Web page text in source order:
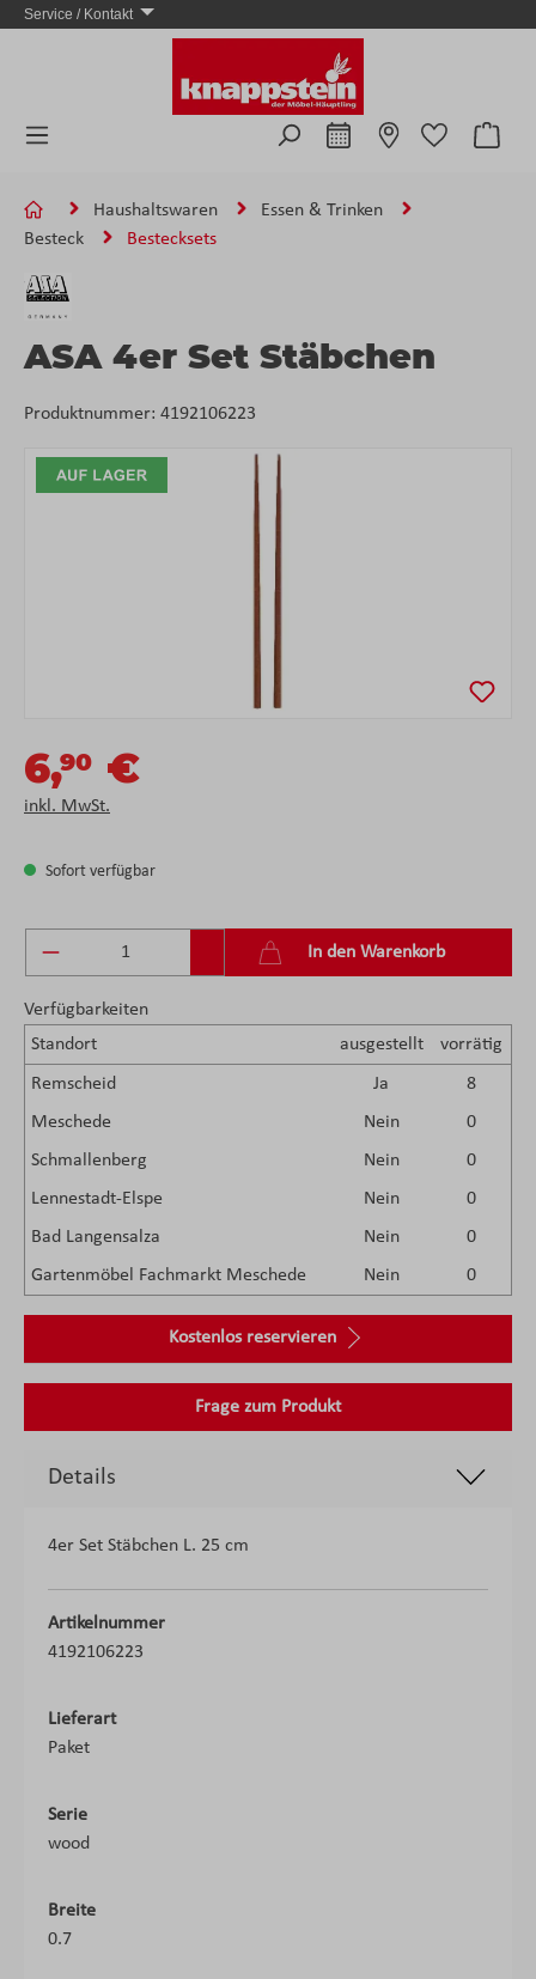
Zum Hauptinhalt springen
Service / Kontakt
Haushaltswaren
Essen & Trinken
Besteck
Bestecksets
Bildergalerie überspringen
ASA 4er Set Stäbchen
Produktnummer: 4192106223
6,90 €
inkl. MwSt.
Sofort verfügbar
Produkt Anzahl: Gib den gewünschten Wert
In den Warenkorb
Verfügbarkeiten
Standort
ausgestellt vorrätig
Remscheid Ja
8
Meschede
Nein
0
Schmallenberg
Nein
0
Lennestadt-Elspe
Nein
0
Bad Langensalza
Nein
0
Gartenmöbel Fachmarkt Meschede
Nein 0
Kostenlos reservieren
Frage zum Produkt
Details
4er Set Stäbchen L. 25 cm
Artikelnummer
4192106223
Lieferart
Paket
Serie
wood
Breite
0.7